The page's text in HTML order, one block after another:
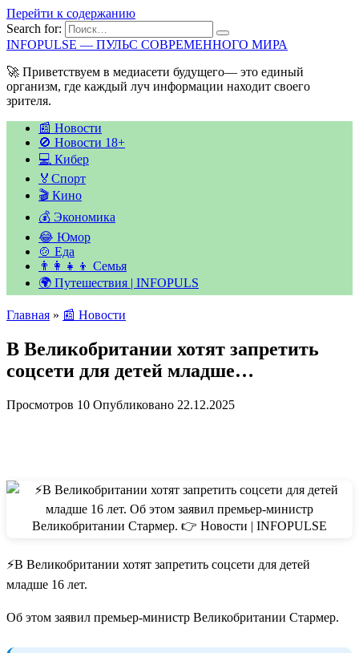
Перейти к содержанию
Search for:
INFOPULSE — ПУЛЬС СОВРЕМЕННОГО МИРА
🚀 Приветствуем в медиасети будущего— это единый
организм, где каждый луч информации находит своего
зрителя.
📰 Новости
🚫 Новости 18+
💻 Кибер
🏅Спорт
🎬 Кино
💰 Экономика
😂 Юмор
🍲 Еда
👨‍👩‍👧‍👦 Семья
🌍 Путешествия | INFOPULS
Главная » 📰 Новости
В Великобритании хотят запретить
соцсети для детей младше…
Просмотров 10 Опубликовано 22.12.2025
⚡️В Великобритании хотят запретить соцсети для детей
младше 16 лет.
Об этом заявил премьер-министр Великобритании Стармер.